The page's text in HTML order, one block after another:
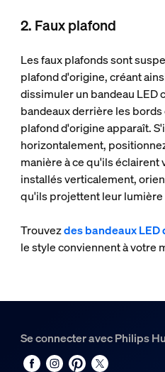
2. Faux plafond
Les faux plafonds sont
plafond d'origine, créant
dissimuler un bandeau LED
bandeaux derrière les bords
plafond d'origine apparaît.
horizontalement,
manière à ce qu'ils éclairent
installés verticalement,
qu'ils projettent leur lumière
Trouvezdes bandeaux LED
le style conviennent à votre
Se connecter avec Philips